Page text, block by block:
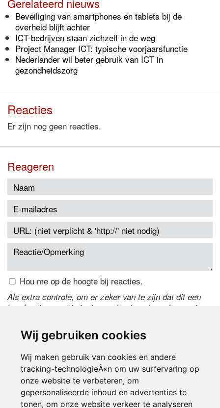
Wij gebruiken cookies
Wij maken gebruik van cookies en andere
tracking-technologieÃ«n om uw surfervaring op
onze website te verbeteren, om
gepersonaliseerde inhoud en advertenties te
tonen, om onze website verkeer te analyseren
Gerelateerd nieuws
Beveiliging van smartphones en tablets bij de
overheid blijft achter
ICT-bedrijven staan zichzelf in de weg
Project Manager ICT: typische voorjaarsfunctie
Nederlander wil beter gebruik van ICT in
gezondheidszorg
Reacties
Er zijn nog geen reacties.
Reageren
Hou me op de hoogte bij reacties.
Als extra controle, om er zeker van te zijn dat dit een
handmatige reactie is, typ onderstaande code over in
de code te wijzigen.